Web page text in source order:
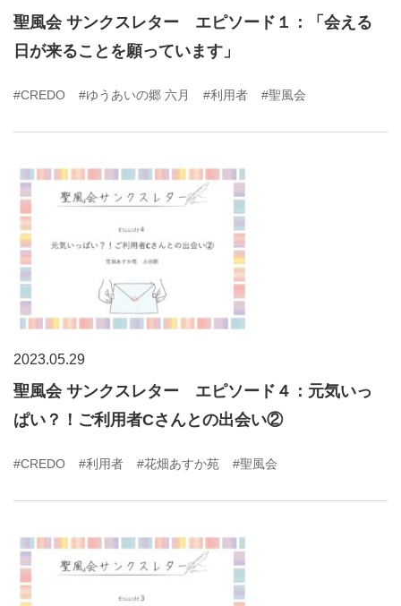
聖風会 サンクスレター エピソード１：「会える
日が来ることを願っています」
#CREDO #ゆうあいの郷 六月 #利用者 #聖風会
2023.05.29
聖風会 サンクスレター エピソード４：元気いっ
ぱい？！ご利用者Cさんとの出会い②
#CREDO #利用者 #花畑あすか苑 #聖風会